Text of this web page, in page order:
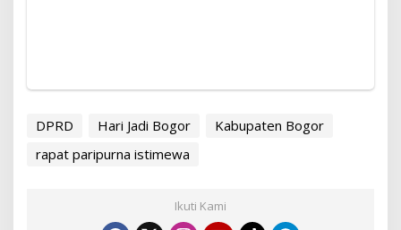
DPRD Hari Jadi Bogor
Kabupaten Bogor
rapat paripurna istimewa
Ikuti Kami